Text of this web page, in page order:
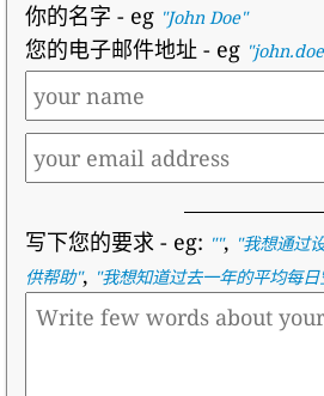
你的名字 - eg "John Doe"
您的电子邮件地址 - eg
写下您的要求- eg: "", "我想通过
供帮助", "我想知道过去一年的平均每日